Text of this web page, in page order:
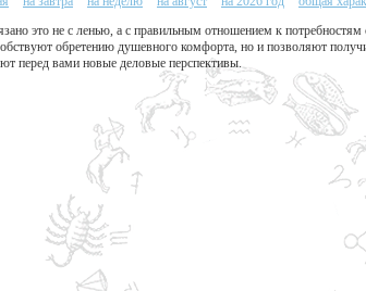
это не с ленью, а с правильным отношением к
обретению душевного комфорта, но и позволяют
перед вами новые деловые перспективы.